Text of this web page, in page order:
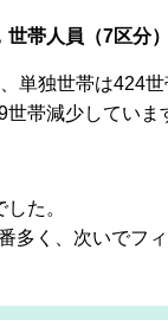
帯人員（7区分
単独世帯は424
帯減少していま
た。
多く、次いでフ